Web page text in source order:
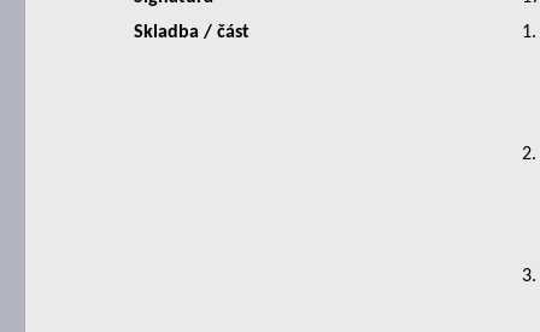
Skladba / část
2.